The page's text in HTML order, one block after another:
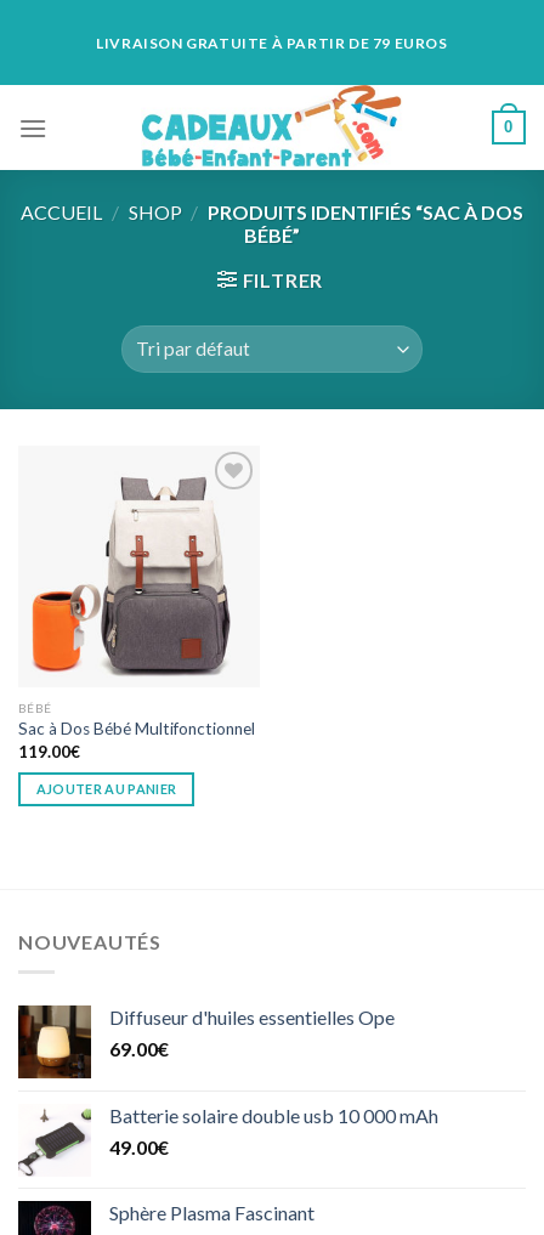
LIVRAISON GRATUITE À PARTIR DE 79 EUROS
0
ACCUEIL / SHOP / PRODUITS IDENTIFIÉS “SAC À DOS
BÉBÉ”
FILTRER
wishlist
BÉBÉ
Sac à Dos Bébé Multifonctionnel
119.00€
AJOUTER AU PANIER
NOUVEAUTÉS
Diffuseur d'huiles essentielles Ope
69.00€
Batterie solaire double usb 10 000 mAh
49.00€
Sphère Plasma Fascinant